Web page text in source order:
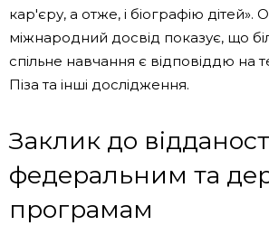
кар'єру, а отже, і біографію дітей».
міжнародний досвід показує, що
спільне навчання є відповіддю на
Піза та інші дослідження.
Заклик до
федеральним та
програмам